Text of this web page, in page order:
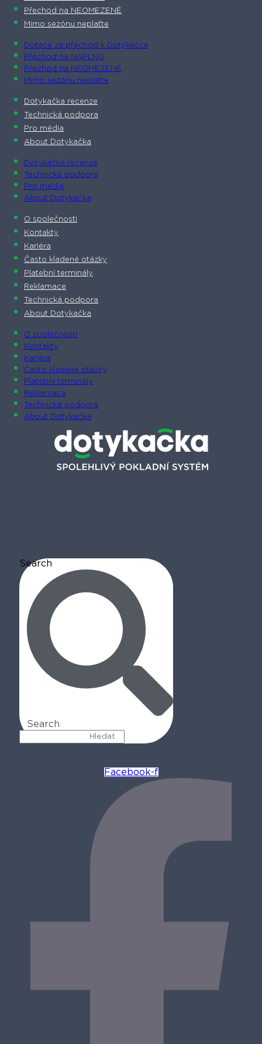
Přechod na NEOMEZENĚ
Mimo sezónu neplaťte
Dotace za přechod k Dotykačce
Přechod na NAPLNO
Přechod na NEOMEZENĚ
Mimo sezónu neplaťte
Dotykačka recenze
Technická podpora
Pro média
About Dotykačka
Dotykačka recenze
Technická podpora
Pro média
About Dotykačka
O společnosti
Kontakty
Kariéra
Často kladené otázky
Platební terminály
Reklamace
Technická podpora
About Dotykačka
O společnosti
Kontakty
Kariéra
Často kladené otázky
Platební terminály
Reklamace
Technická podpora
About Dotykačka
Search
Search
Facebook-f